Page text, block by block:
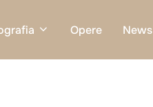
Opere News